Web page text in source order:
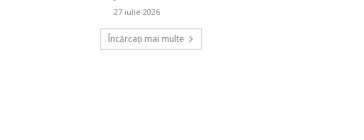
27 iulie 2026
Încărcați mai multe